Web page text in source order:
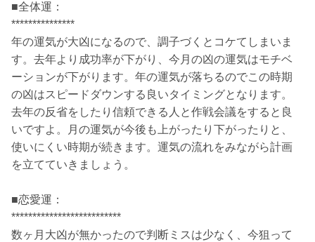
■全体運：
***************
年の運気が大凶になるので、調子づくとコケてしまいま
す。去年より成功率が下がり、今月の凶の運気はモチベ
ーションが下がります。年の運気が落ちるのでこの時期
の凶はスピードダウンする良いタイミングとなります。
去年の反省をしたり信頼できる人と作戦会議をすると良
いですよ。月の運気が今後も上がったり下がったりと、
使いにくい時期が続きます。運気の流れをみながら計画
を立てていきましょう。
■恋愛運：
**************************
数ヶ月大凶が無かったので判断ミスは少なく、今狙って